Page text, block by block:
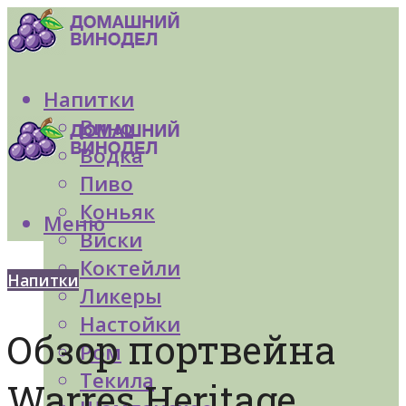
Напитки
Вино
Водка
Пиво
Коньяк
Виски
Коктейли
Ликеры
Настойки
Ром
Текила
Меню
Напитки
Обзор портвейна